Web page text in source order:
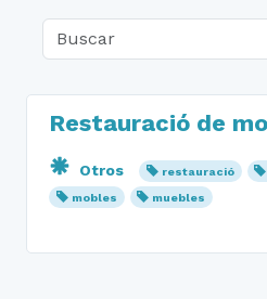
Restauració de
Otros restauració
mobles
muebles